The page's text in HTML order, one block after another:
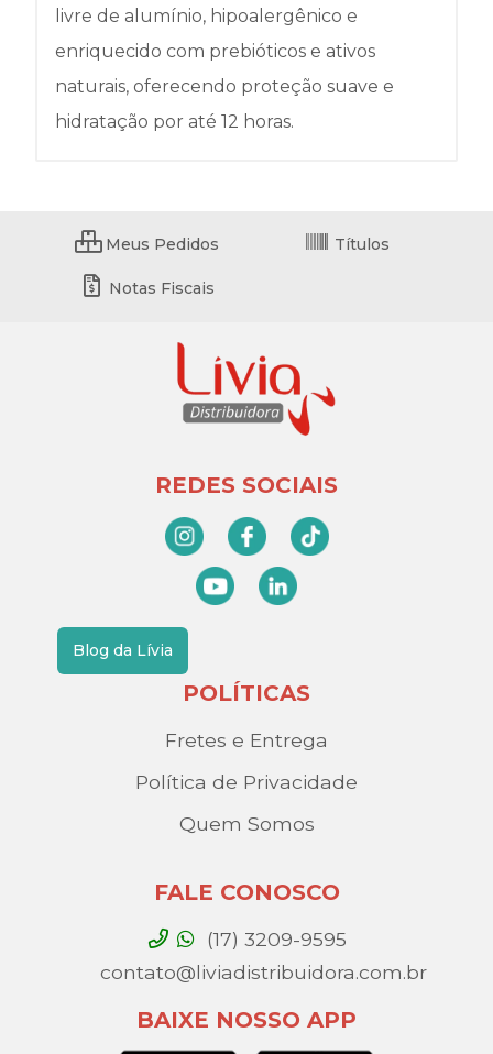
livre de alumínio, hipoalergênico e
enriquecido com prebióticos e ativos
naturais, oferecendo proteção suave e
hidratação por até 12 horas.
Meus Pedidos Títulos
Notas Fiscais
REDES SOCIAIS
Blog da Lívia
POLÍTICAS
Fretes e Entrega
Política de Privacidade
Quem Somos
FALE CONOSCO
(17) 3209-9595
contato@liviadistribuidora.com.br
BAIXE NOSSO APP